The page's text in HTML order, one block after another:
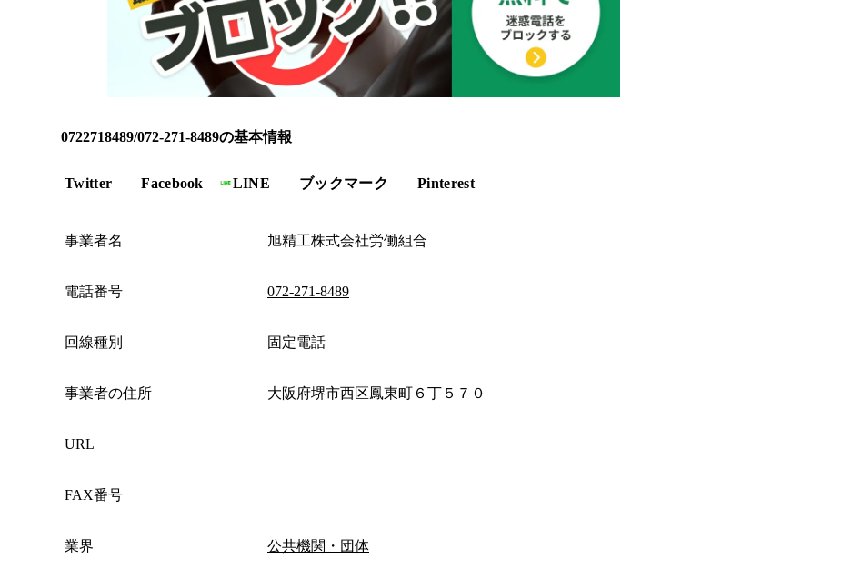
0722718489/072-271-8489の基本情報
Twitter Facebook LINE ブックマーク Pinterest
事業者名 旭精工株式会社労働組合
電話番号 072-271-8489
回線種別 固定電話
事業者の住所 大阪府堺市西区鳳東町６丁５７０
URL
FAX番号
業界 公共機関・団体